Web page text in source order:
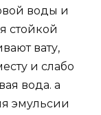
воды и
стойкой
вату,
и слабо
вода. а
эмульсии